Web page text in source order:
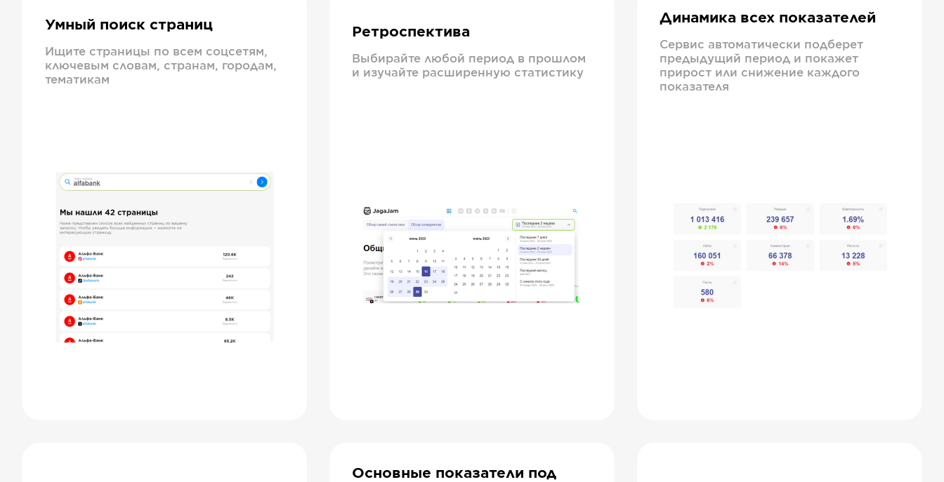
Умный поиск страниц
Ищите страницы по всем соцсетям,
ключевым словам, странам, городам,
тематикам
Ретроспектива
Выбирайте любой период в прошлом
и изучайте расширенную статистику
Динамика всех показателей
Сервис автоматически подберет
предыдущий период и покажет
прирост или снижение каждого
показателя
Основные показатели под